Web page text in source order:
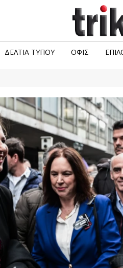
ΔΕΛΤΊΑ ΤΎΠΟΥ ΟΦΙΣ